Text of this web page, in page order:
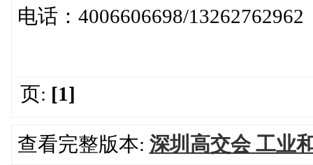
电话：4006606698/13262762962
页: [1]
查看完整版本: 深圳高交会 工业